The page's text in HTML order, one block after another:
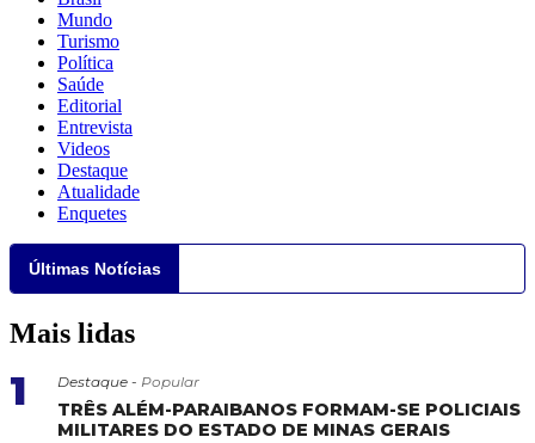
Mundo
Turismo
Política
Saúde
Editorial
Entrevista
Videos
Destaque
Atualidade
Enquetes
Últimas Notícias
Mais lidas
1 Destaque - Popular
TRÊS ALÉM-PARAIBANOS FORMAM-SE POLICIAIS
MILITARES DO ESTADO DE MINAS GERAIS